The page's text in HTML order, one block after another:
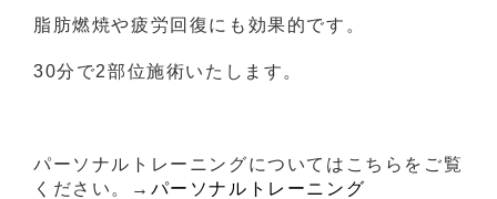
脂肪燃焼や疲労回復にも効果的です。
30分で2部位施術いたします。
パーソナルトレーニングについてはこちらをご覧
ください。→ パーソナルトレーニング